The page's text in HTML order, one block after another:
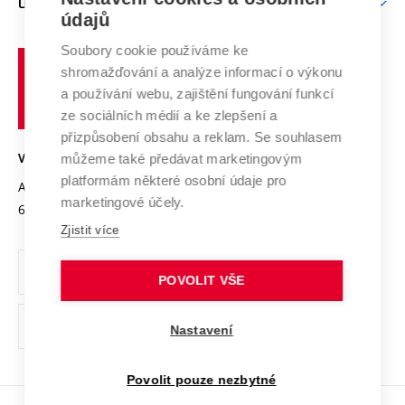
E-přihláška
Doktorské studium
Podpora podnikání
Systém zajišťování kvality výzkumu
Výzkumné infrastruktury
Transfer znalostí
Open Science
Projekty
Projekty ze strukturálních fondů
Specifický výzkum
Zahraniční spolupráce
Spolupráce se školami
Služby univerzity
Mezinárodní dohody
Univerzitní sítě
Profil univerzity
Udržitelná univerzita
Podnikavá univerzita / ContriBUTe
Bezpečná univerzita
Vyznamenání
Organizační struktura
Ochrana osobních údajů
odkaz)
učení
technické
VYSOKÉ UČENÍ TECHNICKÉ V BRNĚ
Antonínská 548/1
602 00 Brno
www.vut.cz
vut@vutbr.cz
údajů
Soubory cookie používáme ke
shromažďování a analýze informací o výkonu
a používání webu, zajištění fungování funkcí
ze sociálních médií a ke zlepšení a
přizpůsobení obsahu a reklam. Se souhlasem
můžeme také předávat marketingovým
platformám některé osobní údaje pro
marketingové účely.
Zjistit více
POVOLIT VŠE
Nastavení
Povolit pouze nezbytné